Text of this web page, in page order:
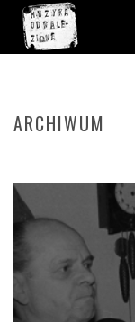
ARCHIWUM